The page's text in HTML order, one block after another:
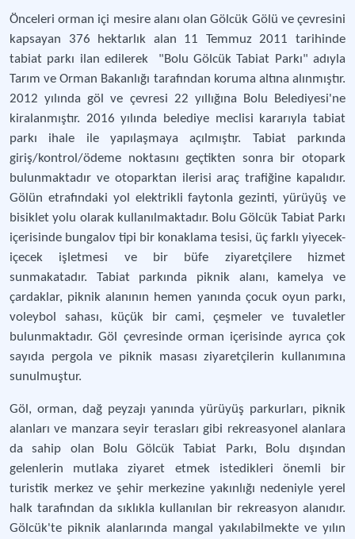
Önceleri orman içi mesire alanı olan Gölcük Gölü ve çevresini
kapsayan 376 hektarlık alan 11 Temmuz 2011 tarihinde
tabiat parkı ilan edilerek "Bolu Gölcük Tabiat Parkı" adıyla
Tarım ve Orman Bakanlığı tarafından koruma altına alınmıştır.
2012 yılında göl ve çevresi 22 yıllığına Bolu Belediyesi'ne
kiralanmıştır. 2016 yılında belediye meclisi kararıyla tabiat
parkı ihale ile yapılaşmaya açılmıştır. Tabiat parkında
giriş/kontrol/ödeme noktasını geçtikten sonra bir otopark
bulunmaktadır ve otoparktan ilerisi araç trafiğine kapalıdır.
Gölün etrafındaki yol elektrikli faytonla gezinti, yürüyüş ve
bisiklet yolu olarak kullanılmaktadır. Bolu Gölcük Tabiat Parkı
içerisinde bungalov tipi bir konaklama tesisi, üç farklı yiyecek-
içecek işletmesi ve bir büfe ziyaretçilere hizmet
sunmakatadır. Tabiat parkında piknik alanı, kamelya ve
çardaklar, piknik alanının hemen yanında çocuk oyun parkı,
voleybol sahası, küçük bir cami, çeşmeler ve tuvaletler
bulunmaktadır. Göl çevresinde orman içerisinde ayrıca çok
sayıda pergola ve piknik masası ziyaretçilerin kullanımına
sunulmuştur.
Göl, orman, dağ peyzajı yanında yürüyüş parkurları, piknik
alanları ve manzara seyir terasları gibi rekreasyonel alanlara
da sahip olan Bolu Gölcük Tabiat Parkı, Bolu dışından
gelenlerin mutlaka ziyaret etmek istedikleri önemli bir
turistik merkez ve şehir merkezine yakınlığı nedeniyle yerel
halk tarafından da sıklıkla kullanılan bir rekreasyon alanıdır.
Gölcük'te piknik alanlarında mangal yakılabilmekte ve yılın